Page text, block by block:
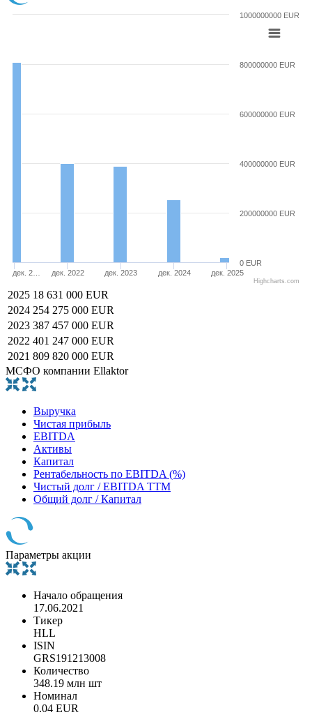
дек. 2… дек. 2022 дек. 2023 дек. 2024 дек. 2025
0 EUR
200000000 EUR
400000000 EUR
600000000 EUR
800000000 EUR
1000000000 EUR
Highcharts.com
2025 18 631 000 EUR
2024 254 275 000 EUR
2023 387 457 000 EUR
2022 401 247 000 EUR
2021 809 820 000 EUR
МСФО компании Ellaktor
Выручка
Чистая прибыль
EBITDA
Активы
Капитал
Рентабельность по EBITDA (%)
Чистый долг / EBITDA TTM
Общий долг / Капитал
Параметры акции
Начало обращения
17.06.2021
Тикер
HLL
ISIN
GRS191213008
Количество
348.19 млн шт
Номинал
0.04 EUR